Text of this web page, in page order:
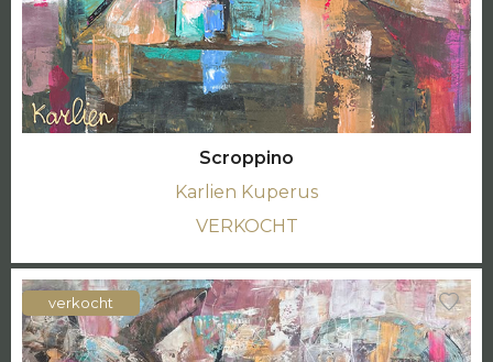
Scroppino
Karlien Kuperus
VERKOCHT
verkocht